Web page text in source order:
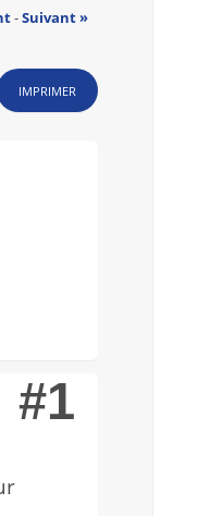
-Suivant »
IMPRIMER
#1